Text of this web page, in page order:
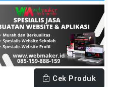
Cek Produk